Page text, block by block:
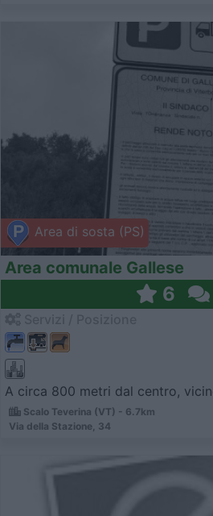
Area di sosta (PS)
Area comunale Gallese
6
A circa 800 metri dal centro,
Scalo Teverina (VT) - 6.7km
Via della Stazione, 34